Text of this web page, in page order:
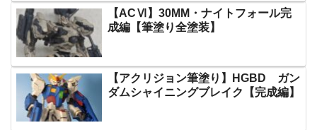
【ACⅥ】30MM・ナイトフォール完
成編【筆塗り全塗装】
【アクリジョン筆塗り】HGBD ガン
ダムシャイニングブレイク【完成編】